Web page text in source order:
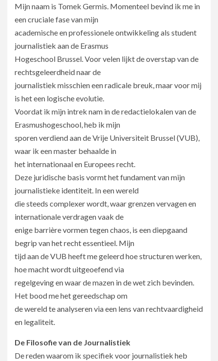
Mijn naam is Tomek Germis. Momenteel bevind ik me in
een cruciale fase van mijn
academische en professionele ontwikkeling als student
journalistiek aan de Erasmus
Hogeschool Brussel. Voor velen lijkt de overstap van de
rechtsgeleerdheid naar de
journalistiek misschien een radicale breuk, maar voor mij
is het een logische evolutie.
Voordat ik mijn intrek nam in de redactielokalen van de
Erasmushogeschool, heb ik mijn
sporen verdiend aan de Vrije Universiteit Brussel (VUB),
waar ik een master behaalde in
het internationaal en Europees recht.
Deze juridische basis vormt het fundament van mijn
journalistieke identiteit. In een wereld
die steeds complexer wordt, waar grenzen vervagen en
internationale verdragen vaak de
enige barrière vormen tegen chaos, is een diepgaand
begrip van het recht essentieel. Mijn
tijd aan de VUB heeft me geleerd hoe structuren werken,
hoe macht wordt uitgeoefend via
regelgeving en waar de mazen in de wet zich bevinden.
Het bood me het gereedschap om
de wereld te analyseren via een lens van rechtvaardigheid
en legaliteit.
De Filosofie van de Journalistiek
De reden waarom ik specifiek voor journalistiek heb